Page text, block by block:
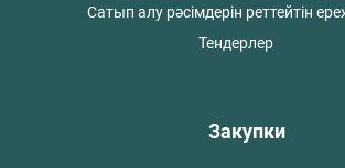
Сатып алу рәсімдерін реттейтін
Тендерлер
Закупки